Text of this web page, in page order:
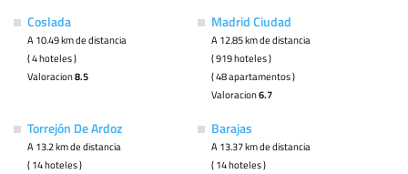
Coslada
A 10.49 km de distancia
( 4 hoteles )
Valoracion8.5
Madrid Ciudad
A 12.85 km de distancia
( 919 hoteles )
( 48 apartamentos )
Valoracion6.7
Torrejón De Ardoz
A 13.2 km de distancia
( 14 hoteles )
Barajas
A 13.37 km de distancia
( 14 hoteles )